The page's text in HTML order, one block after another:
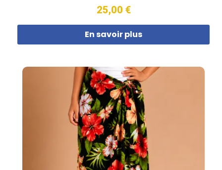
25,00 €
En savoir plus